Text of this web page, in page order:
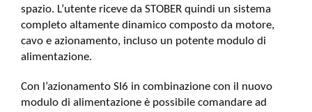
spazio. L’utente riceve da STOBER quindi un sistema
completo altamente dinamico composto da motore,
cavo e azionamento, incluso un potente modulo di
alimentazione.
Con l’azionamento SI6 in combinazione con il nuovo
modulo di alimentazione è possibile comandare ad